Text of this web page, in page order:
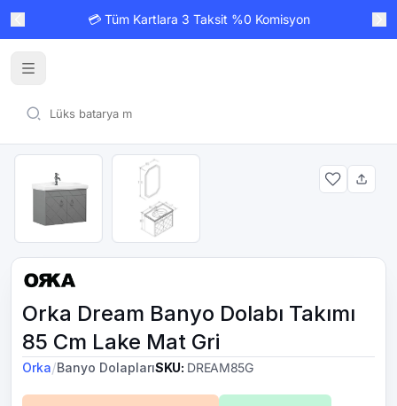
💳 Tüm Kartlara 3 Taksit %0 Komisyon
Orka Dream Banyo Dolabı Takımı
85 Cm Lake Mat Gri
Orka/Banyo DolaplarıSKU: DREAM85G